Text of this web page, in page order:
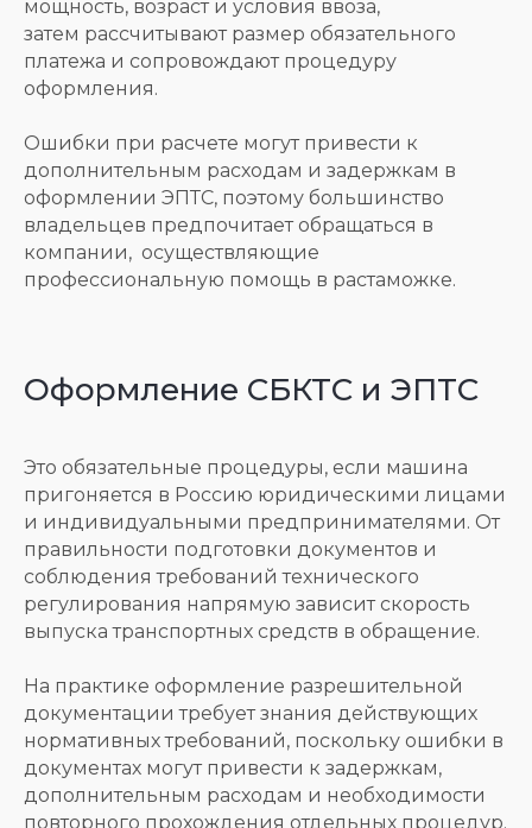
мощность, возраст и условия ввоза,
затем рассчитывают размер обязательного
платежа и сопровождают процедуру
оформления.
Ошибки при расчете могут привести к
дополнительным расходам и задержкам в
оформлении ЭПТС, поэтому большинство
владельцев предпочитает обращаться в
компании, осуществляющие
профессиональную помощь в растаможке.
Оформление СБКТС и ЭПТС
Это обязательные процедуры, если машина
пригоняется в Россию юридическими лицами
и индивидуальными предпринимателями. От
правильности подготовки документов и
соблюдения требований технического
регулирования напрямую зависит скорость
выпуска транспортных средств в обращение.
На практике оформление разрешительной
документации требует знания действующих
нормативных требований, поскольку ошибки в
документах могут привести к задержкам,
дополнительным расходам и необходимости
повторного прохождения отдельных процедур.
растаможки транспортного средства в
быстрый, прозрачный и выгодный для
Решение сложных и нестандартных
Полное сопровождение включая
Прозрачные расчёты и
фиксированные условия